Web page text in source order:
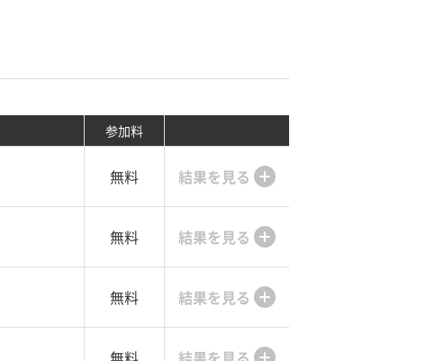
参加料
無料 結果を見る
無料 結果を見る
無料 結果を見る